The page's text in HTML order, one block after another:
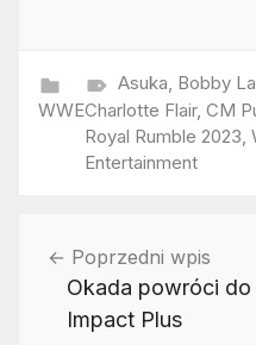
WWE
Asuka Bobby
Charlotte Flair, CM
Royal Rumble 2023
Entertainment
wpisu
Poprzedni wpis
Okada powróci
Impact Plus